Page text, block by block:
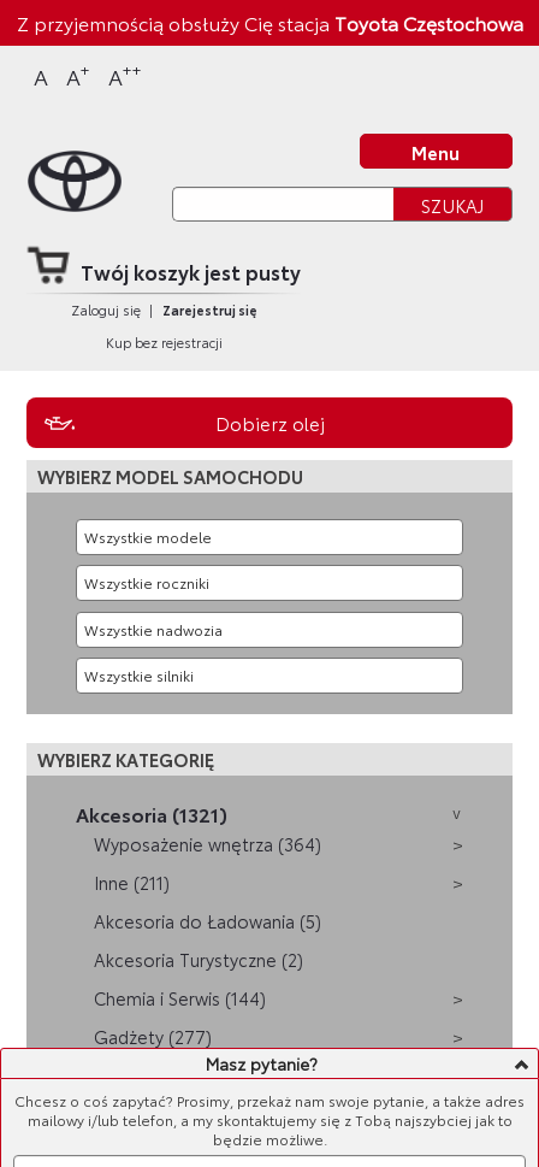
Sklep Toyota
Z przyjemnością obsłuży Cię stacja Toyota Częstochowa
do
nagłówka
do
bocznego
do
głównej
do
stopki
A A+ A++
Menu
Twój koszyk jest pusty
Zaloguj się |
Zarejestruj się
Kup bez rejestracji
Dobierz olej
WYBIERZ MODEL SAMOCHODU
WYBIERZ KATEGORIĘ
Akcesoria (1321)
Wyposażenie wnętrza (364)
Inne (211)
Akcesoria do Ładowania (5)
Akcesoria Turystyczne (2)
Chemia i Serwis (144)
Gadżety (277)
Zabudowy LCV (4)
Części (1086)
Masz pytanie?
Chcesz o coś zapytać? Prosimy, przekaż nam swoje pytanie, a także adres
mailowy i/lub telefon, a my skontaktujemy się z Tobą najszybciej jak to
będzie możliwe.